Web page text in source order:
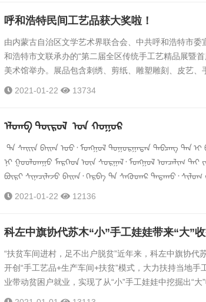
师”，赐...
呼和浩特民间工艺品获大奖啦！
由内蒙古自治区文学艺术界联合会、中共呼和浩特市
和浩特市文联承办的“第二届全区传统手工艺精品展暨
美术馆举办。展品包含刺绣、剪纸、雕塑雕刻、皮艺
350余件（组）。呼和浩特80余件作品参展，9件作品
2021-01-22 13734
ᠡᠯᠳᠡᠪ ᠲᠦᠷᠦᠯ ᠤᠨ ᠬᠤᠭᠤᠷ
ᠲᠠ ᠰᠠᠢᠢᠨ ᠪᠠᠢᠠᠨ ᠤᠤ᠂ ᠮᠣᠩᠭᠣᠯ ᠲᠣᠭᠣᠷᠭᠠᠲᠠᠨ ᠲᠠᠪᠴᠠᠩ ᠲᠠᠨ
ᠨᠢ ᠭᠤᠤᠯᠳᠠᠭᠤ ᠮᠡᠷᠭᠡᠳ ᠦᠨ ᠰᠣᠷᠭᠠᠯ᠂ ᠮᠣᠩᠭᠣᠯ ᠣᠨᠴᠠᠯᠢᠭ ᠲᠠᠢ
ᠪᠦᠷᠢ ᠰᠢᠨᠡᠴᠢᠯᠡᠵᠦ ᠪᠠᠢᠠᠨ᠂ ᠬᠡᠷᠪᠡ ᠲᠠ ᠰᠡᠭᠦᠳᠡᠷ ᠳᠠᠲᠠᠬᠤ᠂ ᠰᠢᠯᠦᠭ
2021-01-22 12136
科左中旗协代苏木“小”手工娃娃带来“大”
“扶贫车间进村，足不出户脱贫”近年来，科左中旗协代
开创“手工艺品+生产车间+扶贫”模式，大力扶持当地
业带动贫困户就业，实现了从“小”手工娃娃中挖掘出“
业，拓宽贫困群众增收道路？协代苏木选择了走挖掘蒙